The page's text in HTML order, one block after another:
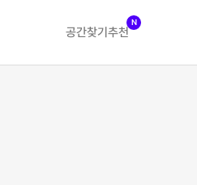
공간찾기 추천
N